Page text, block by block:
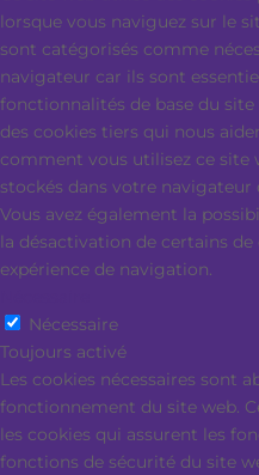
lorsque vous naviguez sur le
sont catégorisés comme
navigateur car ils sont
fonctionnalités de base du
des cookies tiers qui nous
comment vous utilisez ce site
stockés dans votre
Vous avez également la
la désactivation de certains
expérience de navigation.
Nécessaire
Toujours activé
Les cookies nécessaires sont
fonctionnement du site web.
les cookies qui assurent les
fonctions de sécurité du site